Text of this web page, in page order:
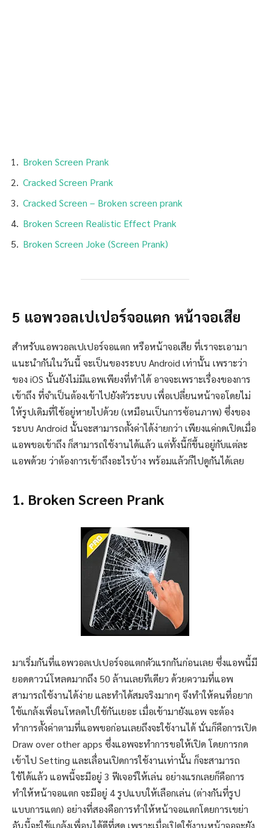
Broken Screen Prank
Cracked Screen Prank
Cracked Screen – Broken screen prank
Broken Screen Realistic Effect Prank
Broken Screen Joke (Screen Prank)
5 แอพวอลเปเปอร์จอแตก หน้าจอเสีย
สำหรับแอพวอลเปเปอร์จอแตก หรือหน้าจอเสีย ที่เราจะเอามา
แนะนำกันในวันนี้ จะเป็นของระบบ Android เท่านั้น เพราะว่า
ของ iOS นั้นยังไม่มีแอพเพียงที่ทำได้ อาจจะเพราะเรื่องของการ
เข้าถึง ที่จำเป็นต้องเข้าไปยังตัวระบบ เพื่อเปลี่ยนหน้าจอโดยไม่
ให้รูปเดิมที่ใช้อยู่หายไปด้วย (เหมือนเป็นการซ้อนภาพ) ซึ่งของ
ระบบ Android นั้นจะสามารถตั้งค่าได้ง่ายกว่า เพียงแค่กดเปิดเมื่อ
แอพขอเข้าถึง ก็สามารถใช้งานได้แล้ว แต่ทั้งนี้ก็ขึ้นอยู่กับแต่ละ
แอพด้วย ว่าต้องการเข้าถึงอะไรบ้าง พร้อมแล้วก็ไปดูกันได้เลย
1. Broken Screen Prank
มาเริ่มกันที่แอพวอลเปเปอร์จอแตกตัวแรกกันก่อนเลย ซึ่งแอพนี้มี
ยอดดาวน์โหลดมากถึง 50 ล้านเลยทีเดียว ด้วยความที่แอพ
สามารถใช้งานได้ง่าย และทำได้สมจริงมากๆ จึงทำให้คนที่อยาก
ใช้แกล้งเพื่อนโหลดไปใช้กันเยอะ เมื่อเข้ามายังแอพ จะต้อง
ทำการตั้งค่าตามที่แอพขอก่อนเลยถึงจะใช้งานได้ นั่นก็คือการเปิด
Draw over other apps ซึ่งแอพจะทำการขอให้เปิด โดยการกด
เข้าไป Setting และเลื่อนเปิดการใช้งานเท่านั้น ก็จะสามารถ
ใช้ได้แล้ว แอพนี้จะมีอยู่ 3 ฟีเจอร์ให้เล่น อย่างแรกเลยก็คือการ
ทำให้หน้าจอแตก จะมีอยู่ 4 รูปแบบให้เลือกเล่น (ต่างกันที่รูป
แบบการแตก) อย่างที่สองคือการทำให้หน้าจอแตกโดยการเขย่า
อันนี้จะใช้แกล้งเพื่อนได้ดีที่สุด เพราะเมื่อเปิดใช้งานหน้าจอจะยัง